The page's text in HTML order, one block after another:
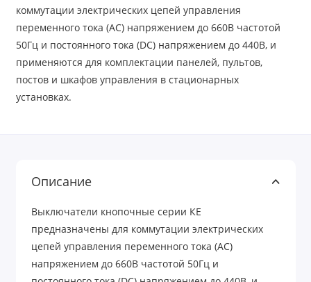
коммутации электрических цепей управления
переменного тока (AC) напряжением до 660В частотой
50Гц и постоянного тока (DC) напряжением до 440В, и
применяются для комплектации панелей, пультов,
постов и шкафов управления в стационарных
установках.
Описание
Выключатели кнопочные серии КЕ
предназначены для коммутации электрических
цепей управления переменного тока (AC)
напряжением до 660В частотой 50Гц и